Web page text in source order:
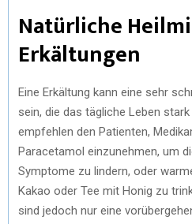
Natürliche
Erkältungen
Eine Erkältung kann eine sehr
sein, die das tägliche Leben
empfehlen den Patienten,
Paracetamol einzunehmen, um
Symptome zu lindern, oder
Kakao oder Tee mit Honig zu
sind jedoch nur eine